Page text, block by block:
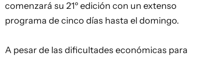
comenzará su 21º edición con un extenso
programa de cinco días hasta el domingo.
A pesar de las dificultades económicas para